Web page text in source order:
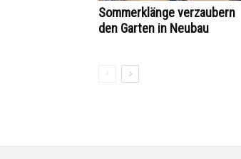
Sommerklänge verzaubern
den Garten in Neubau